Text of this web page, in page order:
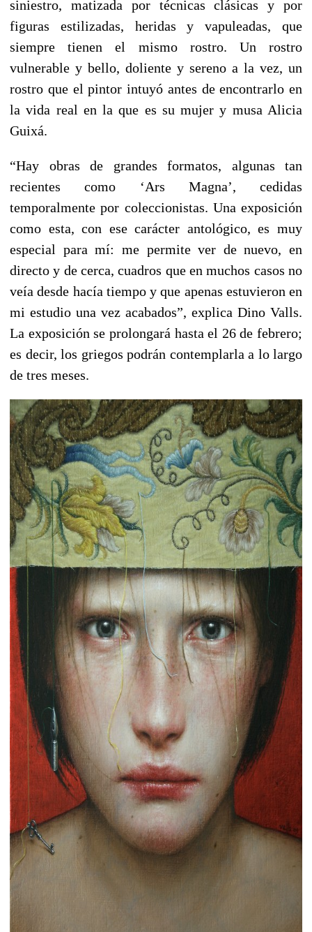
siniestro, matizada por técnicas clásicas y por
figuras estilizadas, heridas y vapuleadas, que
siempre tienen el mismo rostro. Un rostro
vulnerable y bello, doliente y sereno a la vez, un
rostro que el pintor intuyó antes de encontrarlo en
la vida real en la que es su mujer y musa Alicia
Guixá.
“Hay obras de grandes formatos, algunas tan
recientes como ‘Ars Magna’, cedidas
temporalmente por coleccionistas. Una exposición
como esta, con ese carácter antológico, es muy
especial para mí: me permite ver de nuevo, en
directo y de cerca, cuadros que en muchos casos no
veía desde hacía tiempo y que apenas estuvieron en
mi estudio una vez acabados”, explica Dino Valls.
La exposición se prolongará hasta el 26 de febrero;
es decir, los griegos podrán contemplarla a lo largo
de tres meses.